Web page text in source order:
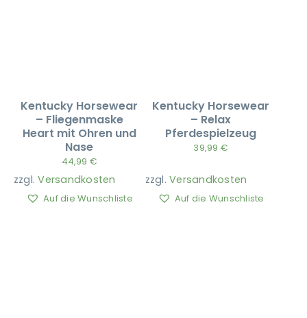
Kentucky Horsewear
– Fliegenmaske
Heart mit Ohren und
Nase
44,99 €
zzgl.Versandkosten
Auf die Wunschliste
Kentucky Horsewear
– Relax
Pferdespielzeug
39,99 €
zzgl.Versandkosten
Auf die Wunschliste